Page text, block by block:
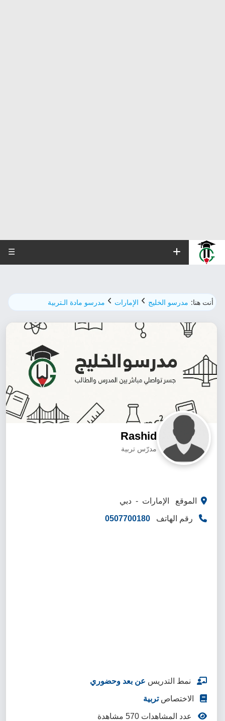
☰
أنت هنا: مدرسو الخليج الإمارات مدرسو مادة الـتربية
Rashid
مدرّس تربية
الموقع الإمارات - دبي
رقم الهاتف 0507700180
نمط التدريس عن بعد وحضوري
الاختصاصتربية
عدد المشاهدات 570 مشاهدة